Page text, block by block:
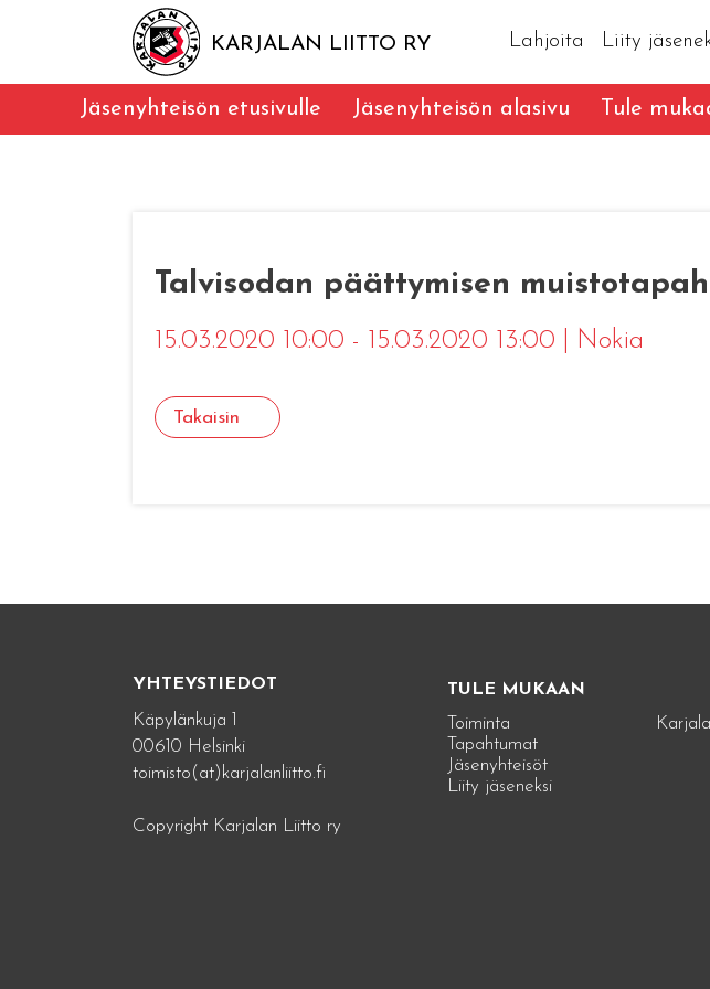
KARJALAN LIITTO RY Lahjoita Liity
Jäsenyhteisön etusivulle Jäsenyhteisön alasivu Tule
Talvisodan päättymisen
15.03.2020 10:00 - 15.03.2020 13:00 Nokia
Takaisin
YHTEYSTIEDOT
Käpylänkuja 1
00610 Helsinki
toimisto(at)karjalanliitto.fi
Copyright Karjalan Liitto ry
TULE MUKAAN
Toiminta
Tapahtumat
Jäsenyhteisöt
Liity jäseneksi